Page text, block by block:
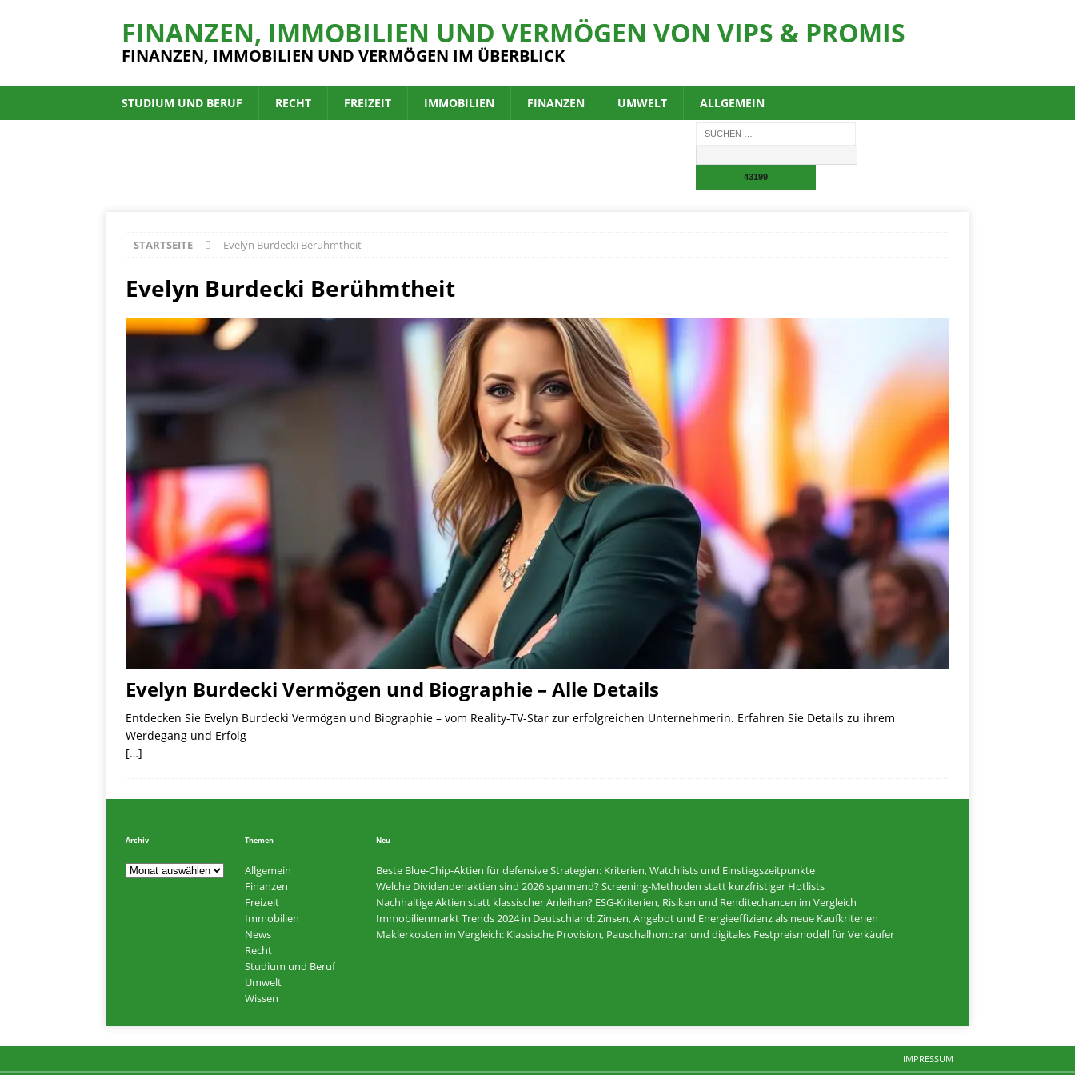
FINANZEN, IMMOBILIEN UND VERMÖGEN VON VIPS & PROMIS
FINANZEN, IMMOBILIEN UND VERMÖGEN IM ÜBERBLICK
STUDIUM UND BERUF RECHT FREIZEIT IMMOBILIEN FINANZEN UMWELT ALLGEMEIN
STARTSEITE Evelyn Burdecki Berühmtheit
Evelyn Burdecki Berühmtheit
Evelyn Burdecki Vermögen und Biographie – Alle Details
Entdecken Sie Evelyn Burdecki Vermögen und Biographie – vom Reality-TV-Star zur erfolgreichen Unternehmerin. Erfahren Sie Details zu ihrem
Werdegang und Erfolg
[…]
Archiv Themen
Allgemein
Finanzen
Freizeit
Immobilien
News
Recht
Studium und Beruf
Umwelt
Wissen
Neu
Beste Blue-Chip-Aktien für defensive Strategien: Kriterien, Watchlists und Einstiegszeitpunkte
Welche Dividendenaktien sind 2026 spannend? Screening-Methoden statt kurzfristiger Hotlists
Nachhaltige Aktien statt klassischer Anleihen? ESG-Kriterien, Risiken und Renditechancen im Vergleich
Immobilienmarkt Trends 2024 in Deutschland: Zinsen, Angebot und Energieeffizienz als neue Kaufkriterien
Maklerkosten im Vergleich: Klassische Provision, Pauschalhonorar und digitales Festpreismodell für Verkäufer
IMPRESSUM